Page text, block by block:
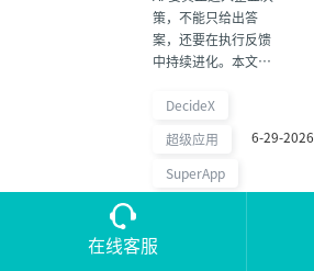
策，不能只给出答
案，还要在执行反馈
中持续进化。本文拆
如何通过 5A 路径帮助
DecideX
超级应用
SuperApp
6-29-2026
观远数据与企
在线客服